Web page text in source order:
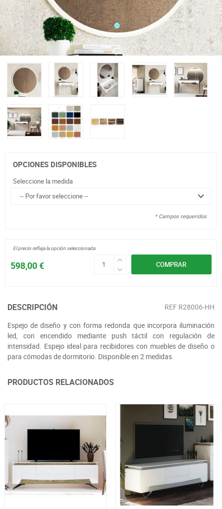
OPCIONES DISPONIBLES
Seleccione la medida
* Campos requeridos
COMPRAR
598,00 €
El precio refleja la opción seleccionada
DESCRIPCIÓN REF R28006-HH
Espejo de diseño y con forma redonda que incorpora iluminación
led, con encendido mediante push táctil con regulación de
intensidad. Espejo ideal para recibidores con muebles de diseño o
para cómodas de dormitorio. Disponible en 2 medidas.
PRODUCTOS RELACIONADOS